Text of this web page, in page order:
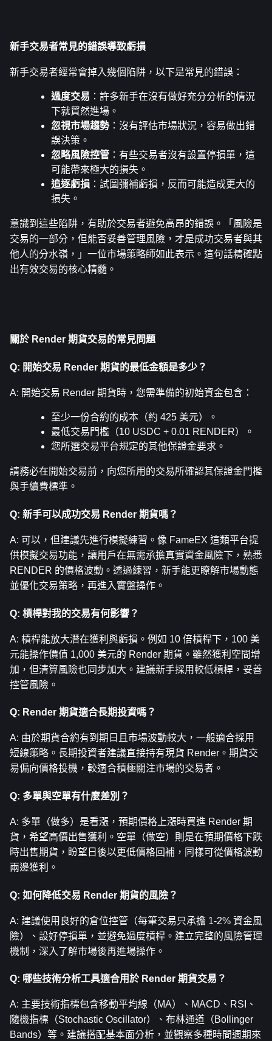
新手交易者常見的錯誤導致虧損
新手交易者經常會掉入幾個陷阱，以下是常見的錯誤：
過度交易 ：許多新手在沒有做好充分分析的情況
下就貿然進場。
忽視市場趨勢：沒有評估市場狀況，容易做出錯
誤決策。
忽略風險控管 ：有些交易者沒有設置停損單，這
可能帶來極大的損失。
追逐虧損 ：試圖彌補虧損，反而可能造成更大的
損失。
意識到這些陷阱，有助於交易者避免高昂的錯誤。「風險是
交易的一部分，但能否妥善管理風險，才是成功交易者與其
他人的分水嶺，」一位市場策略師如此表示。這句話精確點
出有效交易的核心精髓。
關於 Render 期貨交易的常見問題
Q: 開始交易 Render 期貨的最低金額是多少？
A: 開始交易 Render 期貨時，您需準備的初始資金包含：
至少一份合約的成本（約 425 美元）。
最低交易門檻（10 USDC + 0.01 RENDER）。
您所選交易平台規定的其他保證金要求。
請務必在開始交易前，向您所用的交易所確認其保證金門檻
與手續費標準。
Q: 新手可以成功交易 Render 期貨嗎？
A: 可以，但建議先進行模擬練習。像 FameEX 這類平台提
供模擬交易功能，讓用戶在無需承擔真實資金風險下，熟悉
RENDER 的價格波動。透過練習，新手能更瞭解市場動態
並優化交易策略，再進入實盤操作。
Q: 槓桿對我的交易有何影響？
A: 槓桿能放大潛在獲利與虧損。例如 10 倍槓桿下，100 美
元能操作價值 1,000 美元的 Render 期貨。雖然獲利空間增
加，但清算風險也同步加大。建議新手採用較低槓桿，妥善
控管風險。
Q: Render 期貨適合長期投資嗎？
A: 由於期貨合約有到期日且市場波動較大，一般適合採用
短線策略。長期投資者建議直接持有現貨 Render。期貨交
易偏向價格投機，較適合積極關注市場的交易者。
Q: 多單與空單有什麼差別？
A: 多單（做多）是看漲，預期價格上漲時買進 Render 期
貨，希望高價出售獲利。空單（做空）則是在預期價格下跌
時出售期貨，盼望日後以更低價格回補，同樣可從價格波動
兩邊獲利。
Q: 如何降低交易 Render 期貨的風險？
A: 建議使用良好的倉位控管（每筆交易只承擔 1-2% 資金風
險）、設好停損單，並避免過度槓桿。建立完整的風險管理
機制，深入了解市場後再進場操作。
Q: 哪些技術分析工具適合用於 Render 期貨交易？
A: 主要技術指標包含移動平均線（MA）、MACD、RSI、
隨機指標（Stochastic Oscillator）、布林通道（Bollinger
Bands）等。建議搭配基本面分析，並觀察多種時間週期來